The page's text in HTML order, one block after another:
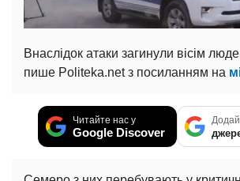
Внаслідок атаки загинули вісім
пише Politeka.net з посиланням на
Читайте нас у
Google Discover